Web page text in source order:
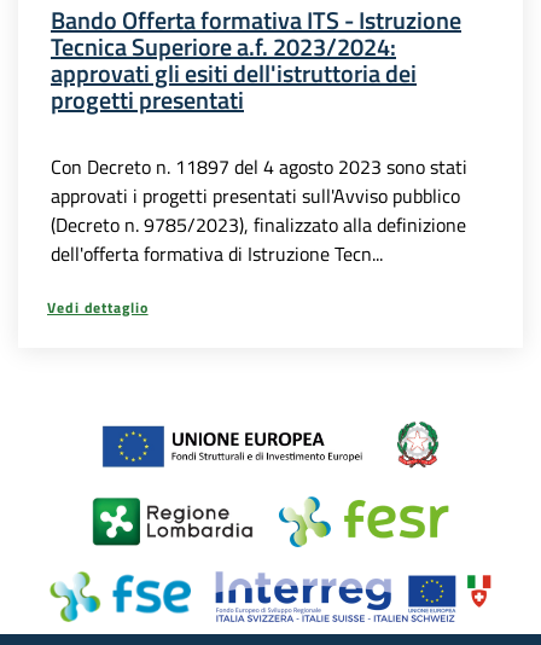
Bando Offerta formativa ITS - Istruzione
Tecnica Superiore a.f. 2023/2024:
approvati gli esiti dell'istruttoria dei
progetti presentati
Con Decreto n. 11897 del 4 agosto 2023 sono stati
approvati i progetti presentati sull'Avviso pubblico
(Decreto n. 9785/2023), finalizzato alla definizione
dell'offerta formativa di Istruzione Tecn...
Vedi dettaglio